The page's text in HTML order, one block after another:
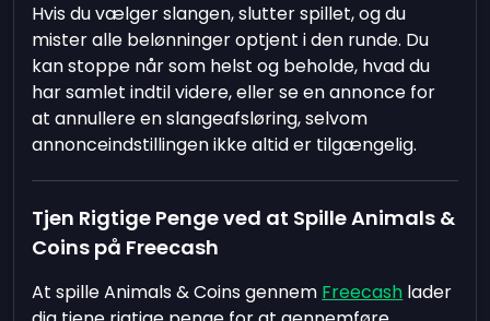
Hvis du vælger slangen, slutter spillet, og du
mister alle belønninger optjent i den runde. Du
kan stoppe når som helst og beholde, hvad du
har samlet indtil videre, eller se en annonce for
at annullere en slangeafsløring, selvom
annonceindstillingen ikke altid er tilgængelig.
Tjen Rigtige Penge ved at Spille Animals &
Coins på Freecash
At spille Animals & Coins gennem Freecash lader